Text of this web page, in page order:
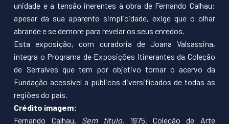
unidade e a tensão inerentes à obra de Fernando Calhau:
apesar da sua aparente simplicidade, exige que o olhar
abrande e se demore para revelar os seus enredos.
Esta exposição, com curadoria de Joana Valsassina,
integra o Programa de Exposições Itinerantes da Coleção
de Serralves que tem por objetivo tornar o acervo da
Fundação acessível a públicos diversificados de todas as
regiões do país.
Crédito imagem:
Fernando Calhau, Sem título, 1975. Coleção de Arte